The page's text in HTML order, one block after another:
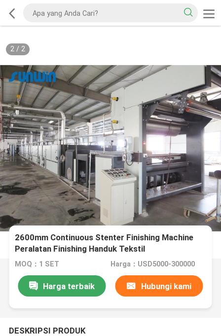
2/ 2
2600mm Continuous Stenter Finishing Machine
Peralatan Finishing Handuk Tekstil
MOQ：1 SET Harga：USD5000-300000
Harga terbaik Hubungi kami
DESKRIPSI PRODUK